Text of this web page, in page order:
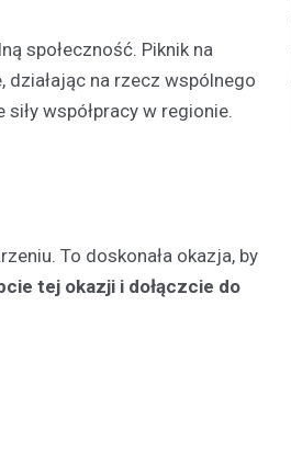
społeczność. Piknik na
działając na rzecz wspólnego
współpracy w regionie.
To doskonała okazja, by
tej okazji i dołączcie do
na Skateplazie w…